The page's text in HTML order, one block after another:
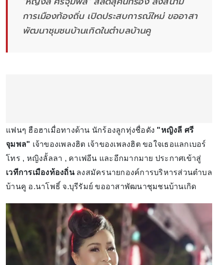
การเมืองท้องถิ่น เปิดประสบการณ์ใหม่ ขออาสา
พัฒนาชุมชนบ้านเกิดในตำบลบ้านคู
แฟนๆ ฮือฮาเมื่อทางด้าน นักร้องลูกทุ่งชื่อดัง "หญิงลี ศรี
จุมพล" เจ้าของเพลงฮิต เจ้าของเพลงฮิต ขอใจเธอแลกเบอร์
โทร , หญิงลั้ลลา , คาเฟอีน และอีกมากมาย ประกาศเข้าสู่
เวทีการเมืองท้องถิ่นลงสมัครนายกองค์การบริหารส่วนตำบล
บ้านคู อ.นาโพธิ์ จ.บุรีรัมย์ ขออาสาพัฒนาชุมชนบ้านเกิด